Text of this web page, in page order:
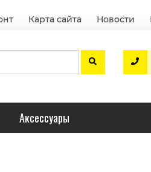
Карта сайта Новости
Аксессуары